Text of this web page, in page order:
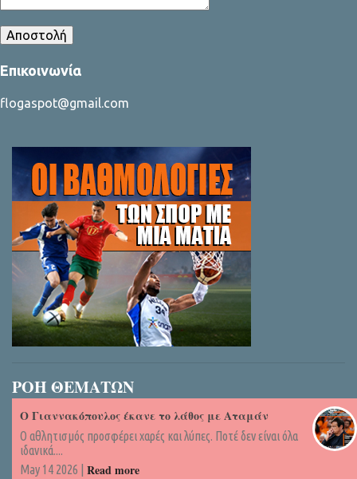
Επικοινωνία
flogaspot@gmail.com
ΡΟΗ ΘΕΜΑΤΩΝ
Ο Γιαννακόπουλος έκανε το λάθος με Αταμάν
Ο αθλητισμός προσφέρει χαρές και λύπες. Ποτέ δεν είναι όλα
ιδανικά....
May 14 2026 | Read more